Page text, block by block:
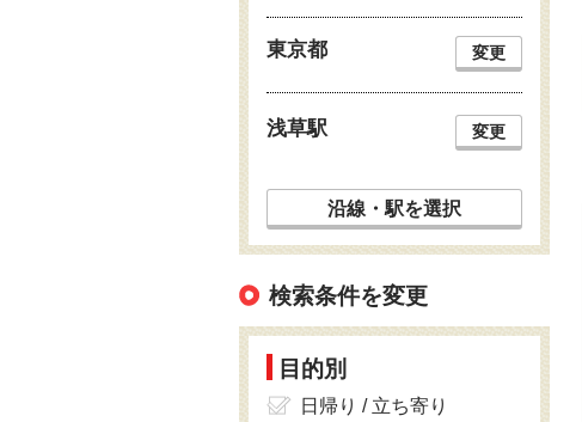
東京都 変更
浅草駅 変更
沿線・駅を選択
検索条件を変更
目的別
日帰り / 立ち寄り